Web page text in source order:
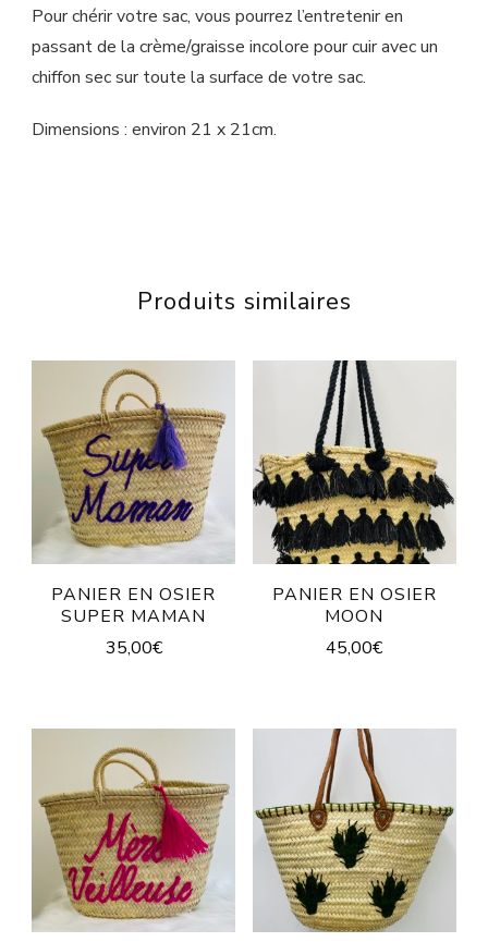
Pour chérir votre sac, vous pourrez l’entretenir en
passant de la crème/graisse incolore pour cuir avec un
chiffon sec sur toute la surface de votre sac.
Dimensions : environ 21 x 21cm.
Produits similaires
PANIER EN OSIER
SUPER MAMAN
35,00€
PANIER EN OSIER
MOON
45,00€